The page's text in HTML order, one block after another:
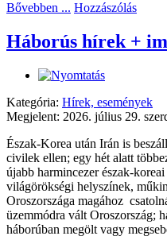
Bővebben ... Hozzászólás
Háborús hírek +
Kategória: Hírek, események
Megjelent: 2026. július 29.
Észak-Korea után Irán is
civilek ellen; egy hét alatt
újabb harmincezer észak-
világörökségi helyszínek,
Oroszországa magához
üzemmódra vált Oroszország;
háborúban megölt vagy